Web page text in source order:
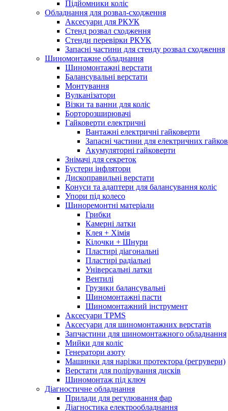
Підйомники коліс
Обладнання для розвал-сходження
Аксесуари для РКУК
Стенд розвал сходження
Стенди перевірки РКУК
Запасні частини для стенду розвал сходження
Шиномонтажне обладнання
Шиномонтажні верстати
Балансувальні верстати
Монтування
Вулканізатори
Візки та ванни для коліс
Борторозширювачі
Гайковерти електричні
Вантажні електричні гайковерти
Запасні частини для електричних
Акумуляторні гайковерти
Знімачі для секреток
Бустери інфлятори
Дископравильні верстати
Конуси та адаптери для балансування коліс
Упори під колесо
Шиноремонтні матеріали
Грибки
Камерні латки
Клея + Хімія
Кілочки + Шнури
Пластирі діагональні
Пластирі радіальні
Універсальні латки
Вентилі
Грузики балансувальні
Шиномонтажні пасти
Шиномонтажний інструмент
Аксесуари TPMS
Аксесуари для шиномонтажних верстатів
Запчастини для шиномонтажного обладнання
Мийки для коліс
Генератори азоту
Машинки для нарізки протектора (регрувери)
Верстати для полірування дисків
Шиномонтаж під ключ
Діагностичне обладнання
Прилади для регулювання фар
Діагностика електрообладнання